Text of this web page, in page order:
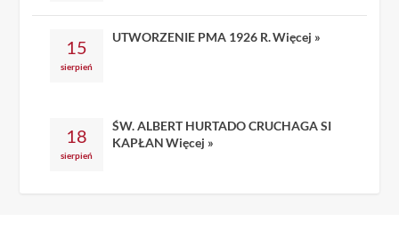
15
sierpień
UTWORZENIE PMA 1926 R.Więcej »
18
sierpień
ŚW. ALBERT HURTADO CRUCHAGA SI
KAPŁAN Więcej »